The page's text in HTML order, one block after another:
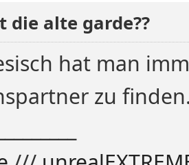
die alte garde??
hat man
zu